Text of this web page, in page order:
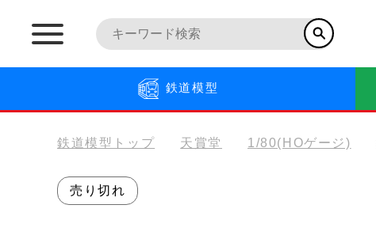
鉄道模型
鉄道模型トップ 天賞堂 1/80(HOゲージ)
売り切れ